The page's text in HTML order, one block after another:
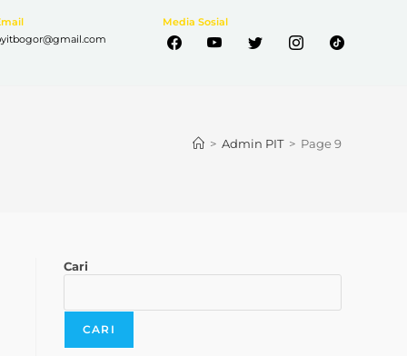
Media Sosial
> Admin PIT > Page 9
Cari
CARI